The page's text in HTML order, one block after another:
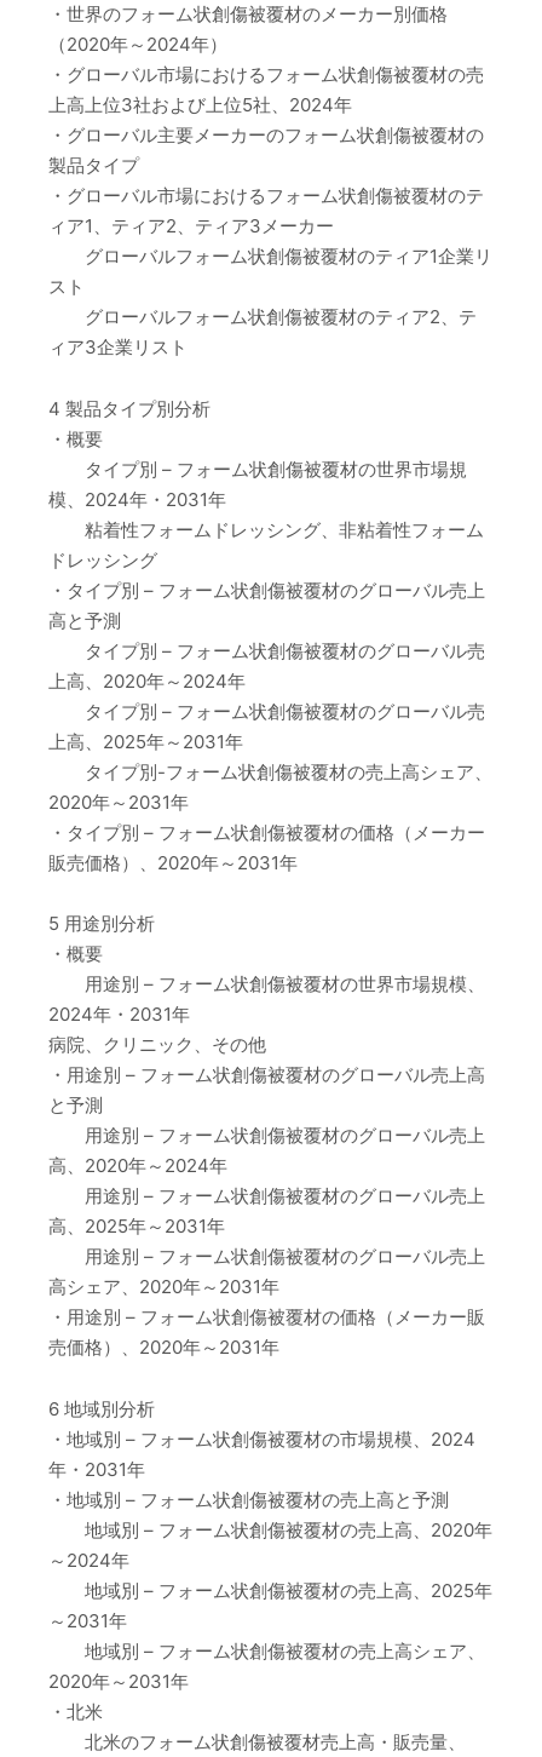
・世界のフォーム状創傷被覆材のメーカー別価格
（2020年～2024年）
・グローバル市場におけるフォーム状創傷被覆材の売
上高上位3社および上位5社、2024年
・グローバル主要メーカーのフォーム状創傷被覆材の
製品タイプ
・グローバル市場におけるフォーム状創傷被覆材のテ
ィア1、ティア2、ティア3メーカー
グローバルフォーム状創傷被覆材のティア1企業リ
スト
グローバルフォーム状創傷被覆材のティア2、テ
ィア3企業リスト
4 製品タイプ別分析
・概要
タイプ別 – フォーム状創傷被覆材の世界市場規
模、2024年・2031年
粘着性フォームドレッシング、非粘着性フォーム
ドレッシング
・タイプ別 – フォーム状創傷被覆材のグローバル売上
高と予測
タイプ別 – フォーム状創傷被覆材のグローバル売
上高、2020年～2024年
タイプ別 – フォーム状創傷被覆材のグローバル売
上高、2025年～2031年
タイプ別-フォーム状創傷被覆材の売上高シェア、
2020年～2031年
・タイプ別 – フォーム状創傷被覆材の価格（メーカー
販売価格）、2020年～2031年
5 用途別分析
・概要
用途別 – フォーム状創傷被覆材の世界市場規模、
2024年・2031年
病院、クリニック、その他
・用途別 – フォーム状創傷被覆材のグローバル売上高
と予測
用途別 – フォーム状創傷被覆材のグローバル売上
高、2020年～2024年
用途別 – フォーム状創傷被覆材のグローバル売上
高、2025年～2031年
用途別 – フォーム状創傷被覆材のグローバル売上
高シェア、2020年～2031年
・用途別 – フォーム状創傷被覆材の価格（メーカー販
売価格）、2020年～2031年
6 地域別分析
・地域別 – フォーム状創傷被覆材の市場規模、2024
年・2031年
・地域別 – フォーム状創傷被覆材の売上高と予測
地域別 – フォーム状創傷被覆材の売上高、2020年
～2024年
地域別 – フォーム状創傷被覆材の売上高、2025年
～2031年
地域別 – フォーム状創傷被覆材の売上高シェア、
2020年～2031年
・北米
北米のフォーム状創傷被覆材売上高・販売量、